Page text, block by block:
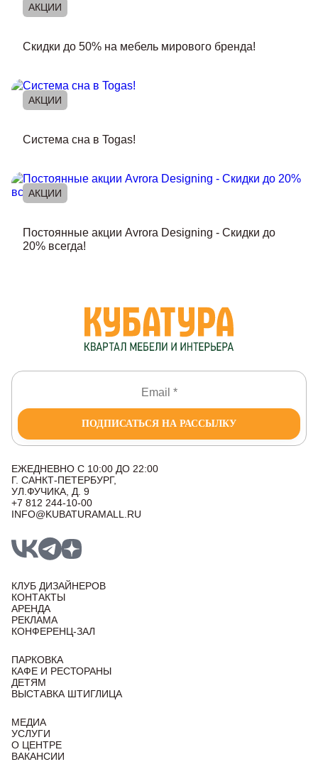
АКЦИИ
Скидки до 50% на мебель мирового бренда!
АКЦИИ
Система сна в Togas!
АКЦИИ
Постоянные акции Avrora Designing - Скидки до
20% всегда!
ПОДПИСАТЬСЯ НА РАССЫЛКУ
ЕЖЕДНЕВНО С 10:00 ДО 22:00
Г. САНКТ-ПЕТЕРБУРГ,
УЛ.ФУЧИКА, Д. 9
+7 812 244-10-00
INFO@KUBATURAMALL.RU
КЛУБ ДИЗАЙНЕРОВ
КОНТАКТЫ
АРЕНДА
РЕКЛАМА
КОНФЕРЕНЦ-ЗАЛ
ПАРКОВКА
КАФЕ И РЕСТОРАНЫ
ДЕТЯМ
ВЫСТАВКА ШТИГЛИЦА
МЕДИА
УСЛУГИ
О ЦЕНТРЕ
ВАКАНСИИ